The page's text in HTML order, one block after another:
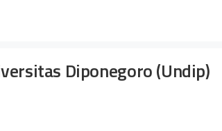
Diponegoro (Undip)